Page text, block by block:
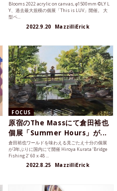
Blooms 2022 acrylic on canvas, φ1500mm ©︎LY L
Y、過去最大規模の個展「This is LUV」開催。 大
型ペ...
2022.9.20 MazzilliErick
FOCUS
原宿のThe Massにて倉田裕也
個展「Summer Hours」が...
倉田裕也ワールドを味わえる見ごたえ十分の個展
が3年ぶりに国内にて開催 Hiroya Kurata ‘Bridge
Fishing 2’ 60 x 48 ...
2022.8.25 MazzilliErick